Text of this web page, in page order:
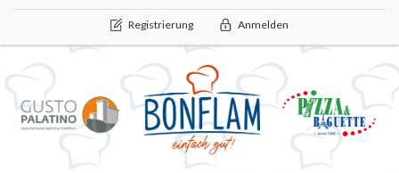
Registrierung Anmelden